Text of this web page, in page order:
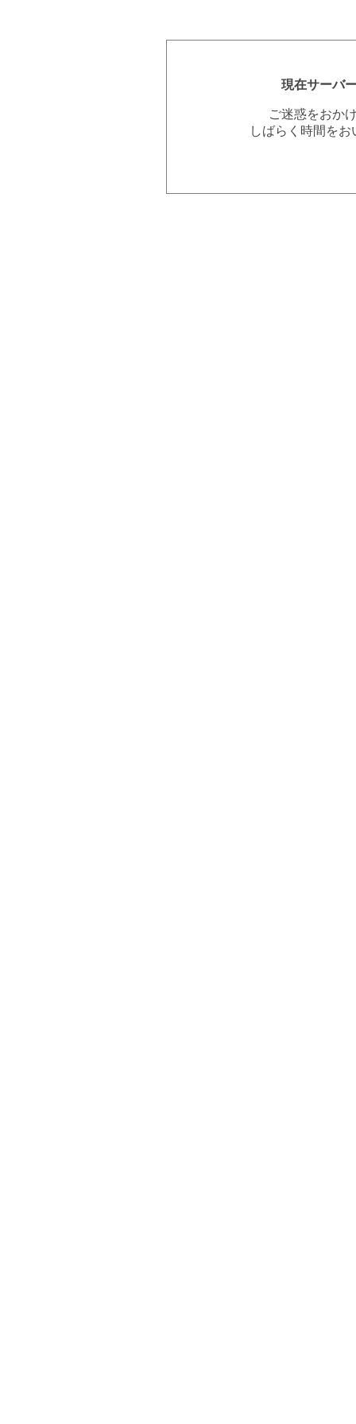
現在サーバ
ご迷惑をおか
しばらく時間を